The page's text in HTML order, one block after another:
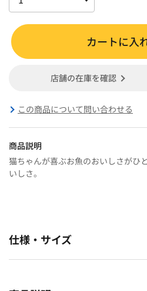
カートに入
店舗の在庫を確認
この商品について問い合わせる
商品説明
猫ちゃんが喜ぶお魚のおいしさがひ
いしさ。
仕様・サイズ